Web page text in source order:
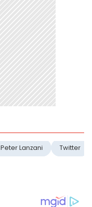
Peter Lanzani Twitter